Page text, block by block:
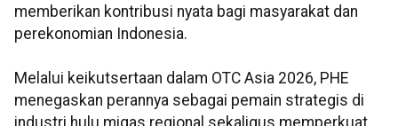
memberikan kontribusi nyata bagi masyarakat dan
perekonomian Indonesia.
Melalui keikutsertaan dalam OTC Asia 2026, PHE
menegaskan perannya sebagai pemain strategis di